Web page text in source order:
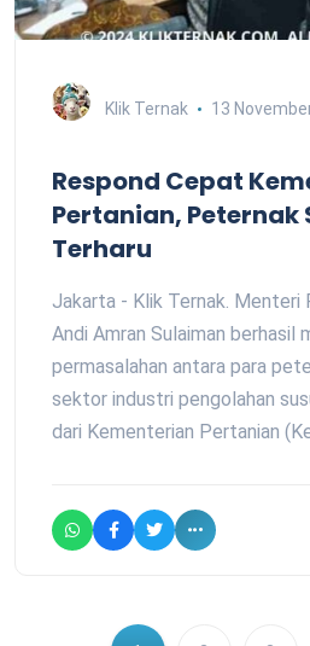
Klik Ternak 13
Respond Cepat
Pertanian, Peternak
Terharu
Jakarta - Klik Ternak. Menteri
Andi Amran Sulaiman berhasil
permasalahan antara para
sektor industri pengolahan
dari Kementerian Pertanian